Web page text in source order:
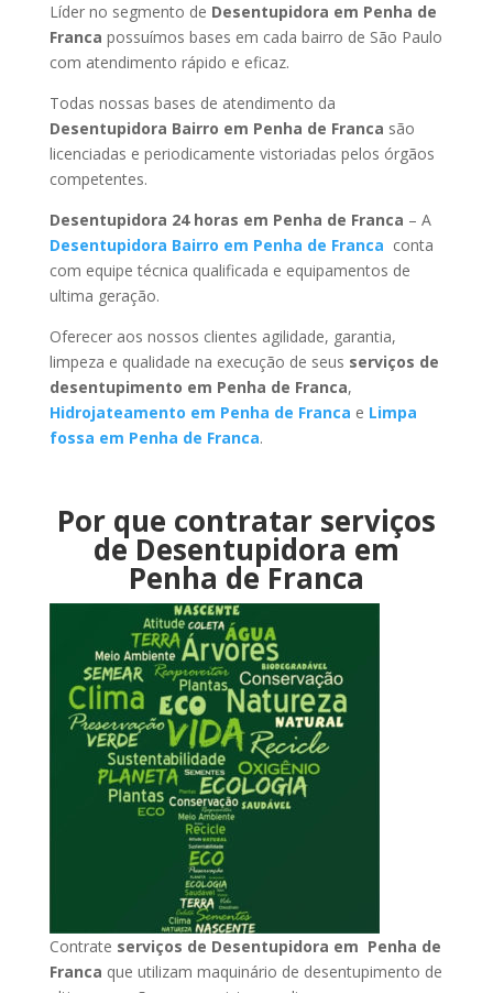
Líder no segmento de Desentupidora em Penha de
Franca possuímos bases em cada bairro de São Paulo
com atendimento rápido e eficaz.
Todas nossas bases de atendimento da
Desentupidora Bairro em Penha de Franca são
licenciadas e periodicamente vistoriadas pelos órgãos
competentes.
Desentupidora 24 horas em Penha de Franca – A
Desentupidora Bairro em Penha de Franca conta
com equipe técnica qualificada e equipamentos de
ultima geração.
Oferecer aos nossos clientes agilidade, garantia,
limpeza e qualidade na execução de seus serviços de
desentupimento em Penha de Franca,
Hidrojateamento em Penha de Franca e Limpa
fossa em Penha de Franca.
Por que contratar serviços
de Desentupidora em
Penha de Franca
Contrate serviços de Desentupidora em Penha de
Franca que utilizam maquinário de desentupimento de